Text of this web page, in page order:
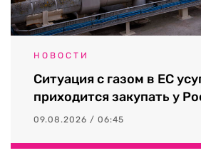
НОВОСТИ
Ситуация с газом в ЕС
приходится закупать у
09.08.2026 / 06:45